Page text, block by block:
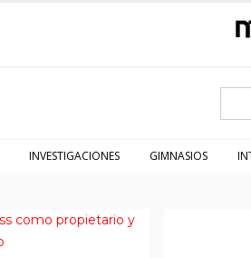
INVESTIGACIONES GIMNASIOS